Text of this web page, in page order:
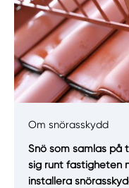
Manuellt
Välj
Om snörasskydd
Snö som samlas på
sig runt fastigheten
installera